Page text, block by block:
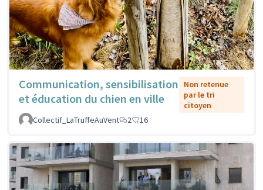
Communication, sensibilisation
et éducation du chien en ville
Non retenue
par le tri
citoyen
Collectif_LaTruffeAuVent
2 16